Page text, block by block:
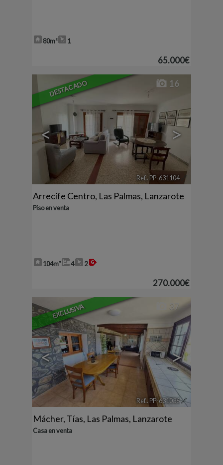
80m² 1
65.000€
DESTACADO
< >
16
Ref.. PP-631104 🔗
Arrecife Centro, Las Palmas, Lanzarote
Piso en venta
104m² 4 2
270.000€
EXCLUSIVA
< >
37
Ref.. PP-631036🔗
Mácher, Tías, Las Palmas, Lanzarote
Casa en venta